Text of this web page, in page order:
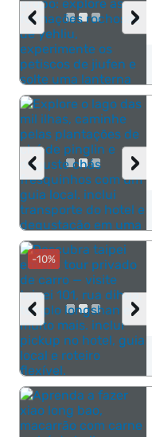
›
‹
›
‹
-10%
›
‹